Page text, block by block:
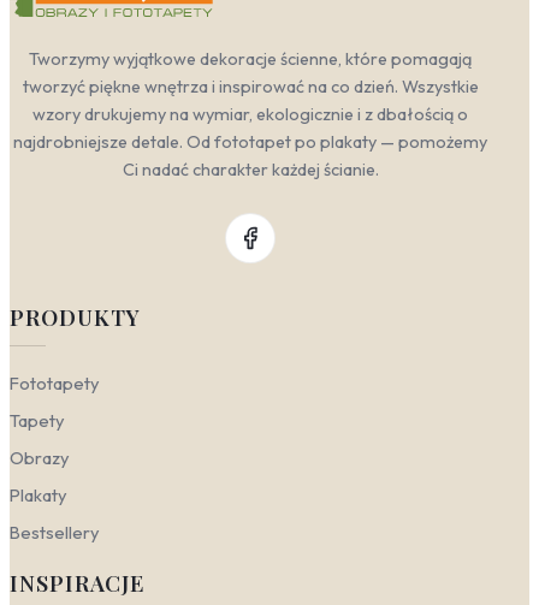
Tworzymy wyjątkowe dekoracje ścienne, które pomagają
tworzyć piękne wnętrza i inspirować na co dzień. Wszystkie
wzory drukujemy na wymiar, ekologicznie i z dbałością o
najdrobniejsze detale. Od fototapet po plakaty — pomożemy
Ci nadać charakter każdej ścianie.
PRODUKTY
Fototapety
Tapety
Obrazy
Plakaty
Bestsellery
INSPIRACJE